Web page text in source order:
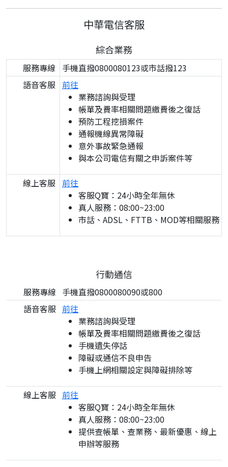
中華電信客服
綜合業務
服務專線
手機直撥0800080123或市話撥123
語音客服 前往
業務諮詢與受理
帳單及費率相關問題繳費後之復話
預防工程挖損案件
通報機線異常障礙
意外事故緊急通報
與本公司電信有關之申訴案件等
線上客服 前往
客服Q寶：24小時全年無休
真人服務：08:00~23:00
市話、ADSL、FTTB、MOD等相關服務
行動通信
服務專線 手機直撥0800080090或800
語音客服 前往
業務諮詢與受理
帳單及費率相關問題繳費後之復話
手機遺失停話
障礙或通信不良申告
手機上網相關設定與障礙排除等
線上客服 前往
客服Q寶：24小時全年無休
真人服務：08:00~23:00
提供查帳單、查業務、最新優惠、線上
申辦等服務